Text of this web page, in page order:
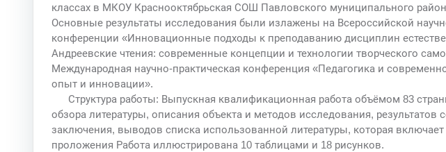
классах в МКОУ Краснооктябрьская СОШ Павловского муниципального
Основные результаты исследования были излажены на Всероссийской
конференции «Инновационные подходы к преподаванию дисциплин
Андреевские чтения: современные концепции и технологии творческого
Международная научно-практическая конференция «Педагогика и
опыт и инновации».
Структура работы: Выпускная квалификационная работа объёмом 83
обзора литературы, описания объекта и методов исследования, результатов
заключения, выводов списка использованной литературы, которая
проложения Работа иллюстрирована 10 таблицами и 18 рисунков.